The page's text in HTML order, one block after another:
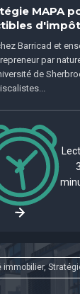
MAPA
d'impôt
Barricad et
par
de
3
immobilier,